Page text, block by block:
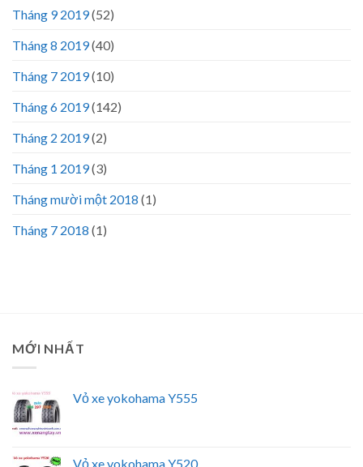
Tháng 9 2019(52)
Tháng 8 2019(40)
Tháng 7 2019(10)
Tháng 6 2019(142)
Tháng 2 2019(2)
Tháng 1 2019(3)
Tháng mười một 2018 (1)
Tháng 7 2018 (1)
MỚI NHẤT
Vỏ xe yokohama Y555
Vỏ xe yokohama Y520